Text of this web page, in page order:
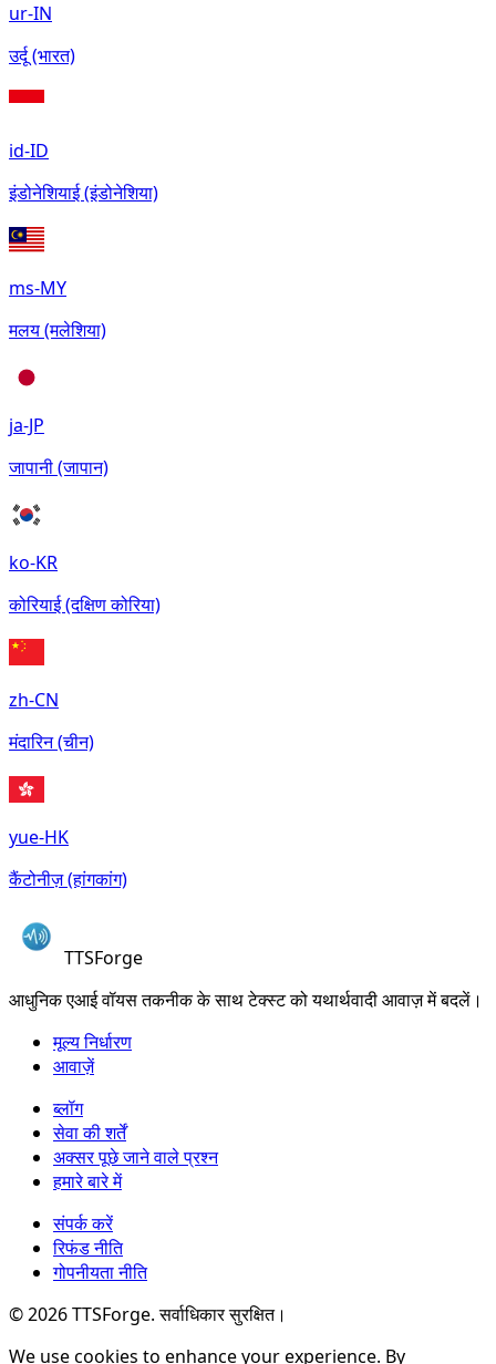
ur-IN
उर्दू (भारत)
id-ID
इंडोनेशियाई (इंडोनेशिया)
ms-MY
मलय (मलेशिया)
ja-JP
जापानी (जापान)
ko-KR
कोरियाई (दक्षिण कोरिया)
zh-CN
मंदारिन (चीन)
yue-HK
कैंटोनीज़ (हांगकांग)
TTSForge
आधुनिक एआई वॉयस तकनीक के साथ टेक्स्ट को यथार्थवादी आवाज़ में बदलें।
मूल्य निर्धारण
आवाज़ें
ब्लॉग
सेवा की शर्तें
अक्सर पूछे जाने वाले प्रश्न
हमारे बारे में
संपर्क करें
रिफंड नीति
गोपनीयता नीति
©2026TTSForge. सर्वाधिकार सुरक्षित।
We use cookies to enhance your experience. By